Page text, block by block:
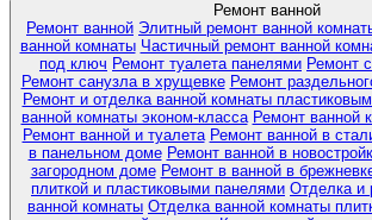
Ремонт ванной
Ремонт ванной Элитный ремонт ванной
ванной комнаты Частичный ремонт ванной
под ключ Ремонт туалета панелями Ремонт
Ремонт санузла в хрущевке Ремонт
Ремонт и отделка ванной комнаты
ванной комнаты эконом-класса Ремонт ванной
Ремонт ванной и туалета Ремонт ванной в
в панельном доме Ремонт ванной в
загородном доме Ремонт в ванной в
плиткой и пластиковыми панелями Отделка и
ванной комнаты Отделка ванной комнаты